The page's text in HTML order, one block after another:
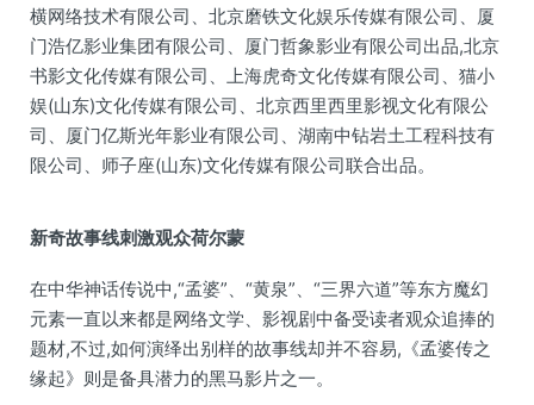
横网络技术有限公司、北京磨铁文化娱乐传媒有限公司、厦
门浩亿影业集团有限公司、厦门哲象影业有限公司出品,北京
书影文化传媒有限公司、上海虎奇文化传媒有限公司、猫小
娱(山东)文化传媒有限公司、北京西里西里影视文化有限公
司、厦门亿斯光年影业有限公司、湖南中钻岩土工程科技有
限公司、师子座(山东)文化传媒有限公司联合出品。
新奇故事线刺激观众荷尔蒙
在中华神话传说中,“孟婆”、“黄泉”、“三界六道”等东方魔幻
元素一直以来都是网络文学、影视剧中备受读者观众追捧的
题材,不过,如何演绎出别样的故事线却并不容易,《孟婆传之
缘起》则是备具潜力的黑马影片之一。